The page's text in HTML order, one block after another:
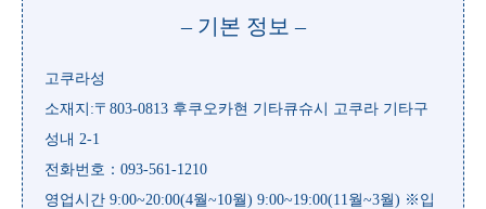
– 기본 정보 –
고쿠라성
소재지:〒803-0813 후쿠오카현 기타큐슈시 고쿠라 기타구
성내 2-1
전화번호：093-561-1210
영업시간 9:00~20:00(4월~10월) 9:00~19:00(11월~3월) ※입